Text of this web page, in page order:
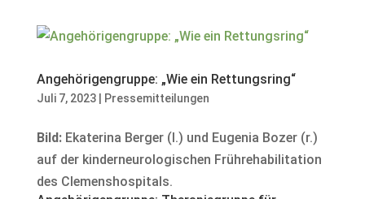
Angehörigengruppe: „Wie ein Rettungsring“
Juli 7, 2023| Pressemitteilungen
Bild:Ekaterina Berger (l.) und Eugenia Bozer (r.)
auf der kinderneurologischen Frührehabilitation
des Clemenshospitals.